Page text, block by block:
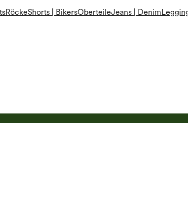
RöckeShorts | BikersOberteileJeans | Denim